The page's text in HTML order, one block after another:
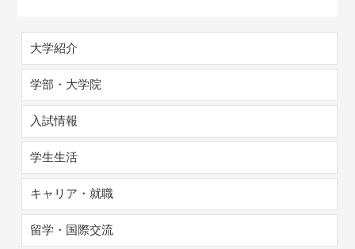
大学紹介
学部・大学院
入試情報
学生生活
キャリア・就職
留学・国際交流